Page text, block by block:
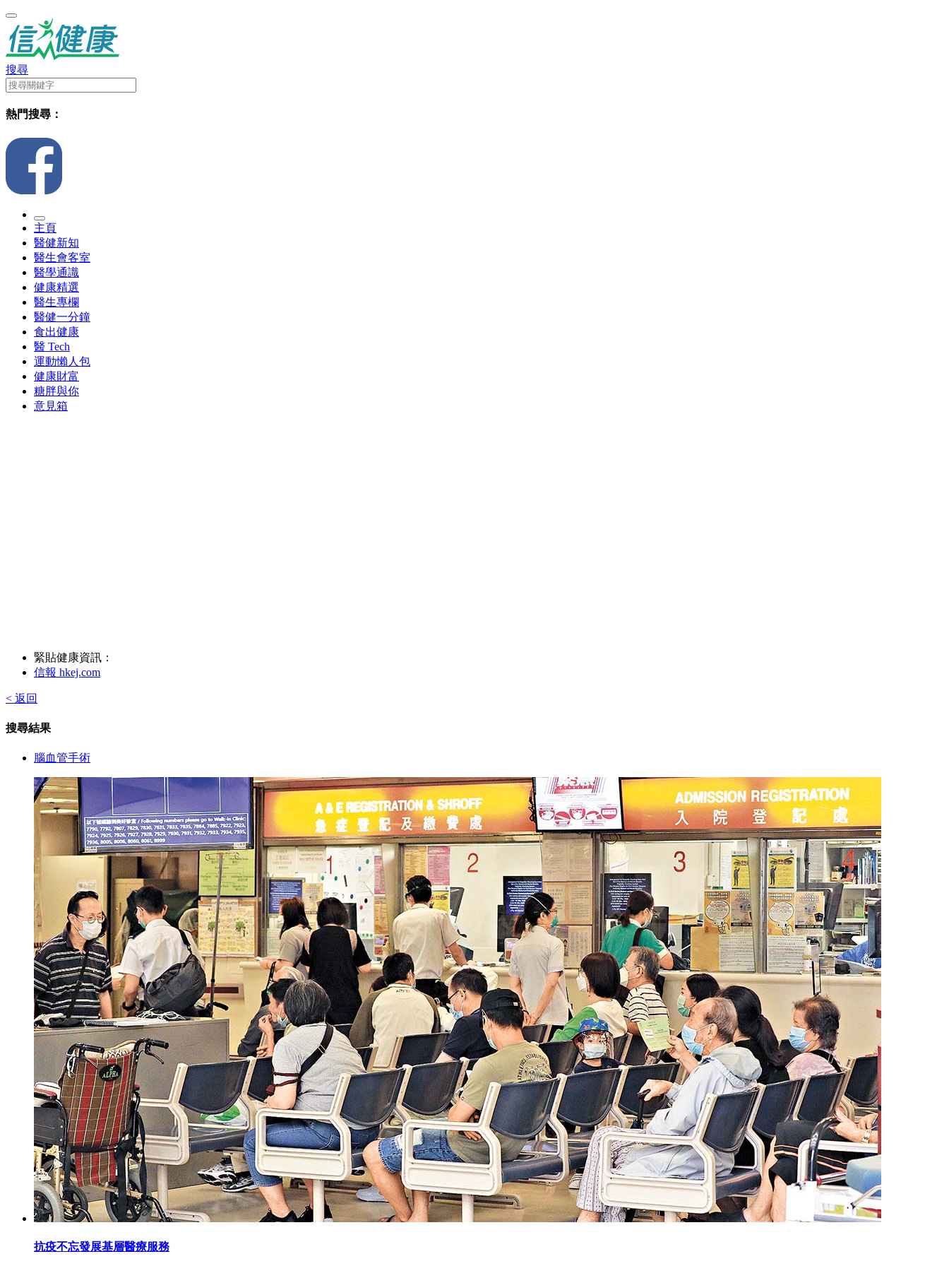
搜尋
熱門搜尋：
主頁
醫健新知
醫生會客室
醫學通識
健康精選
醫生專欄
醫健一分鐘
食出健康
醫 Tech
運動懶人包
健康財富
糖胖與你
意見箱
緊貼健康資訊：
信報 hkej.com
< 返回
搜尋結果
腦血管手術
抗疫不忘發展基層醫療服務